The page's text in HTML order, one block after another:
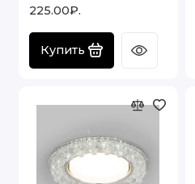
225.00₽.
Купить